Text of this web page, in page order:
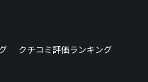
クチコミ評価ランキング